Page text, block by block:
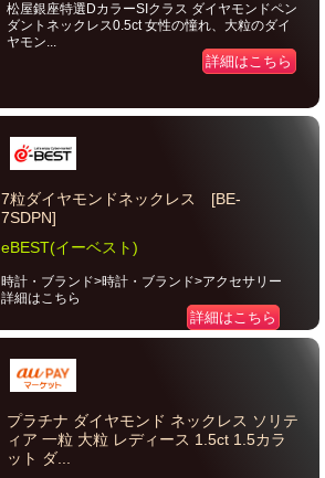
松屋銀座特選DカラーSIクラス ダイヤモンドペン
ダントネックレス0.5ct 女性の憧れ、大粒のダイ
ヤモン...
詳細はこちら
7粒ダイヤモンドネックレス [BE-
7SDPN]
eBEST(イーベスト)
時計・ブランド>時計・ブランド>アクセサリー
詳細はこちら
詳細はこちら
プラチナ ダイヤモンド ネックレス ソリテ
ィア 一粒 大粒 レディース 1.5ct 1.5カラ
ット ダ...